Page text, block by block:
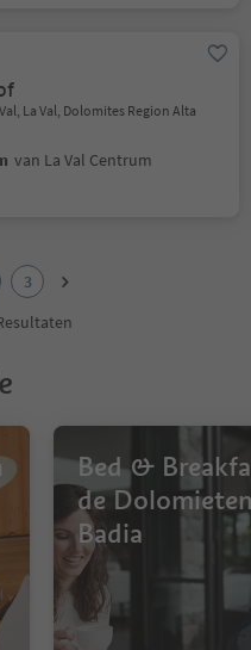
La Val, Dolomites Region Alta
van La Val Centrum
3
Bed &
de
Badia